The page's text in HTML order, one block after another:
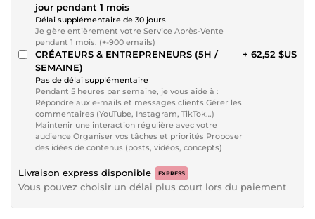
jour pendant 1 mois
Délai supplémentaire de 30 jours
Je gère entièrement votre Service Après-Vente
pendant 1 mois. (+-900 emails)
CRÉATEURS & ENTREPRENEURS (5H /
SEMAINE)
Pas de délai supplémentaire
Pendant 5 heures par semaine, je vous aide à :
Répondre aux e-mails et messages clients Gérer les
commentaires (YouTube, Instagram, TikTok…)
Maintenir une interaction régulière avec votre
audience Organiser vos tâches et priorités Proposer
des idées de contenus (posts, vidéos, concepts)
+ 62,52 $US
Livraison express disponible EXPRESS
Vous pouvez choisir un délai plus court lors du paiement